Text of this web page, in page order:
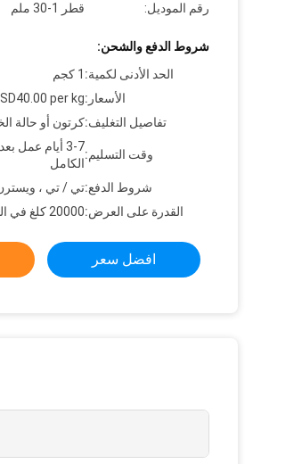
رقم الموديل:
قطر 1-30 ملم
شروط الدفع والشحن:
الحد الأدنى لكمية: 1 كجم
الأسعار:per kg
تفاصيل التغليف:كرتون أو حالة
وقت التسليم:
3-7 أيام عمل
الكامل
شروط الدفع:تي / تي ،
القدرة على العرض:20000 كلغ في الشهر
افضل سعر